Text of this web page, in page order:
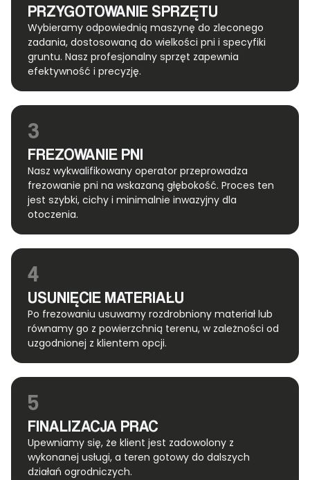
PRZYGOTOWANIE SPRZĘTU
Wybieramy odpowiednią maszynę do zleconego
zadania, dostosowaną do wielkości pni i specyfiki
gruntu. Nasz profesjonalny sprzęt zapewnia
efektywność i precyzję.
3
FREZOWANIE PNI
Nasz wykwalifikowany operator przeprowadza
frezowanie pni na wskazaną głębokość. Proces ten
jest szybki, cichy i minimalnie inwazyjny dla
otoczenia.
4
USUNIĘCIE MATERIAŁU
Po frezowaniu usuwamy rozdrobniony materiał lub
równamy go z powierzchnią terenu, w zależności od
uzgodnionej z klientem opcji.
5
FINALIZACJA PRAC
Upewniamy się, że klient jest zadowolony z
wykonanej usługi, a teren gotowy do dalszych
działań ogrodniczych.